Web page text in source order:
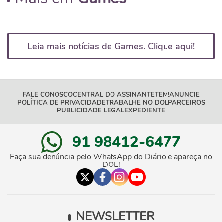
Leia mais notícias de Games. Clique aqui!
FALE CONOSCOCENTRAL DO ASSINANTETEM!ANUNCIE
POLÍTICA DE PRIVACIDADETRABALHE NO DOLPARCEIROS
PUBLICIDADE LEGALEXPEDIENTE
91 98412-6477
Faça sua denúncia pelo WhatsApp do Diário e apareça no
DOL!
NEWSLETTER